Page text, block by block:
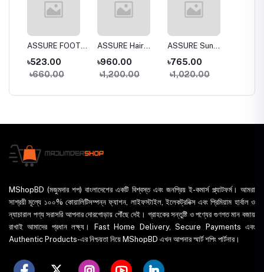
ASSURE FOOT
CREAM
৳523.00
৳660.00
ASSURE Hair
SPA 150gm
৳960.00
৳1,200.00
ASSURE Sun
DEfense SPF
30+
৳765.00
৳1,020.00
MShopBD (মজুমদার শপ) বাংলাদেশের একটি বিশ্বস্ত এবং জনপ্রিয় ই-কমার্স প্ল্যাটফর্ম। আমরা
সাশ্রয়ী মূল্যে ১০০% কোয়ালিটিসম্পন্ন ফ্যাশন, লাইফস্টাইল, ইলেকট্রনিক্স এবং প্রিমিয়াম হার্বাল ও
ন্যাচারাল পণ্য সরাসরি আপনার দোরগোড়ায় পৌঁছে দেই। গ্রাহকের সন্তুষ্টি ও পণ্যের গুণগত মান বজায়
রাখাই আমাদের প্রধান লক্ষ্য। Fast Home Delivery, Secure Payments এবং
Authentic Products-এর নিশ্চয়তা নিয়ে MShopBD এখন আপনার স্মার্ট শপিং পার্টনার।